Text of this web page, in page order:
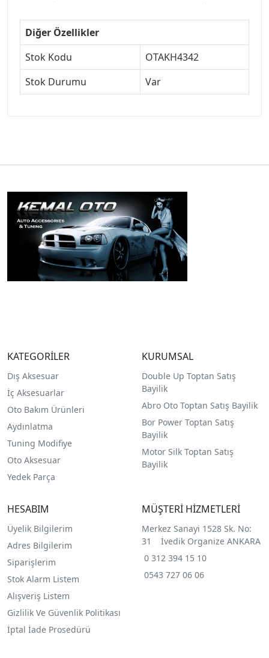
Diğer Özellikler
Stok Kodu
OTAKH4342
Stok Durumu
Var
KATEGORİLER
Dış Aksesuar
İç Aksesuarlar
Oto Bakım Ürünleri
Aydınlatma
Tuning Modifiye
Oto Aksesuar
Yedek Parça
KURUMSAL
Double Up Toptan Satış
Bayilik
Abro Oto Toptan Satış Bayilik
Bor Power Toptan Satış
Bayilik
Motor Silk Toptan Satış
Bayilik
HESABIM
Üyelik Bilgilerim
Adres Bilgilerim
Siparişlerim
Stok Alarm Listem
Alışveriş Listem
Gizlilik Ve Güvenlik Politikası
İptal İade Prosedürü
MÜŞTERİ HİZMETLERİ
Merkez Sanayi 1528 Sk. No:
31 İvedik Organize ANKARA
0 312 394 15 10
0543 727 06 06